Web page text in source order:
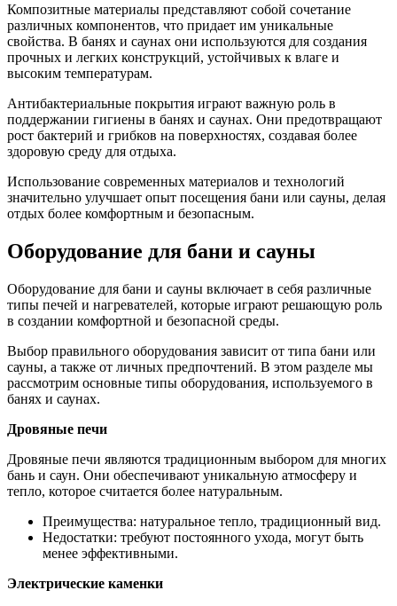
Композитные материалы представляют собой сочетание
различных компонентов, что придает им уникальные
свойства. В банях и саунах они используются для создания
прочных и легких конструкций, устойчивых к влаге и
высоким температурам.
Антибактериальные покрытия играют важную роль в
поддержании гигиены в банях и саунах. Они предотвращают
рост бактерий и грибков на поверхностях, создавая более
здоровую среду для отдыха.
Использование современных материалов и технологий
значительно улучшает опыт посещения бани или сауны, делая
отдых более комфортным и безопасным.
Оборудование для бани и сауны
Оборудование для бани и сауны включает в себя различные
типы печей и нагревателей, которые играют решающую роль
в создании комфортной и безопасной среды.
Выбор правильного оборудования зависит от типа бани или
сауны, а также от личных предпочтений. В этом разделе мы
рассмотрим основные типы оборудования, используемого в
банях и саунах.
Дровяные печи
Дровяные печи являются традиционным выбором для многих
бань и саун. Они обеспечивают уникальную атмосферу и
тепло, которое считается более натуральным.
Преимущества: натуральное тепло, традиционный вид.
Недостатки: требуют постоянного ухода, могут быть
менее эффективными.
Электрические каменки